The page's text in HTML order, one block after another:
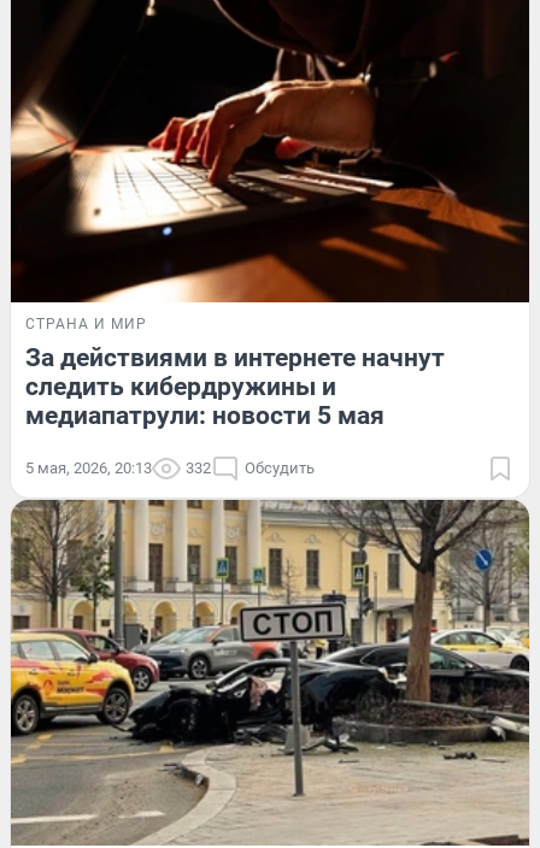
СТРАНА И МИР
За действиями в интернете начнут
следить кибердружины и
медиапатрули: новости 5 мая
5 мая, 2026, 20:13 332 Обсудить